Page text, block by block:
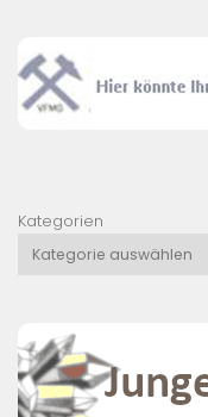
Kategorien